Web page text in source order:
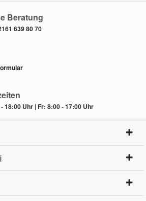
Beratung
639 80 70
18:00 Uhr | Fr: 8:00 - 17:00 Uhr